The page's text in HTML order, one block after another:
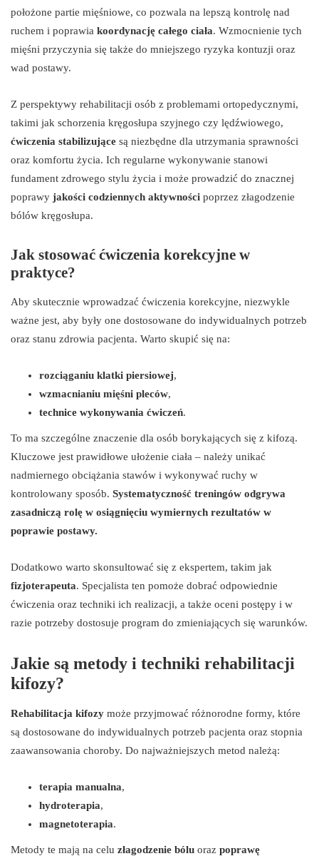
położone partie mięśniowe, co pozwala na lepszą kontrolę nad
ruchem i poprawia koordynację całego ciała. Wzmocnienie tych
mięśni przyczynia się także do mniejszego ryzyka kontuzji oraz
wad postawy.
Z perspektywy rehabilitacji osób z problemami ortopedycznymi,
takimi jak schorzenia kręgosłupa szyjnego czy lędźwiowego,
ćwiczenia stabilizujące są niezbędne dla utrzymania sprawności
oraz komfortu życia. Ich regularne wykonywanie stanowi
fundament zdrowego stylu życia i może prowadzić do znacznej
poprawy jakości codziennych aktywności poprzez złagodzenie
bólów kręgosłupa.
Jak stosować ćwiczenia korekcyjne w
praktyce?
Aby skutecznie wprowadzać ćwiczenia korekcyjne, niezwykle
ważne jest, aby były one dostosowane do indywidualnych potrzeb
oraz stanu zdrowia pacjenta. Warto skupić się na:
rozciąganiu klatki piersiowej,
wzmacnianiu mięśni pleców,
technice wykonywania ćwiczeń.
To ma szczególne znaczenie dla osób borykających się z kifozą.
Kluczowe jest prawidłowe ułożenie ciała – należy unikać
nadmiernego obciążania stawów i wykonywać ruchy w
kontrolowany sposób. Systematyczność treningów odgrywa
zasadniczą rolę w osiągnięciu wymiernych rezultatów w
poprawie postawy.
Dodatkowo warto skonsultować się z ekspertem, takim jak
fizjoterapeuta. Specjalista ten pomoże dobrać odpowiednie
ćwiczenia oraz techniki ich realizacji, a także oceni postępy i w
razie potrzeby dostosuje program do zmieniających się warunków.
Jakie są metody i techniki rehabilitacji
kifozy?
Rehabilitacja kifozy może przyjmować różnorodne formy, które
są dostosowane do indywidualnych potrzeb pacjenta oraz stopnia
zaawansowania choroby. Do najważniejszych metod należą:
terapia manualna,
hydroterapia,
magnetoterapia.
Metody te mają na celu złagodzenie bólu oraz poprawę